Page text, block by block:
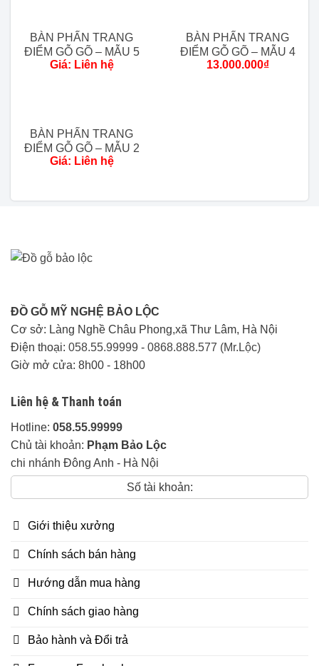
từ xưởng.
Ngoài 80km khu vực phía Bắc
Thời gian giao hàng:
100% + đền bù 10% giá trị tiền hàng.
Sản phẩm bằng gỗ tự nhiên bảo
hành mọt:5 năm
hương đá, gụ lào, mun hoa,
hương lào, cẩm lai…
yêu cầu riêng về kích thước, kiểu dáng và
chất liệu gỗ của quý khách.
Hình Ảnh Bàn Phấn Trang Điểm Gỗ Gõ – Mẫu 3:
BÀN PHẤN TRANG
ĐIỂM GỖ GÕ – MẪU 5
Giá: Liên hệ
BÀN PHẤN TRANG
ĐIỂM GỖ GÕ – MẪU 4
13.000.000₫
BÀN PHẤN TRANG
ĐIỂM GỖ GÕ – MẪU 2
Giá: Liên hệ
ĐỒ GỖ MỸ NGHỆ BẢO LỘC
Cơ sở: Làng Nghề Châu Phong,xã Thư Lâm, Hà Nội
Điện thoại: 058.55.99999 - 0868.888.577 (Mr.Lộc)
Giờ mở cửa: 8h00 - 18h00
Liên hệ & Thanh toán
Hotline: 058.55.99999
Chủ tài khoản: Phạm Bảo Lộc
chi nhánh Đông Anh - Hà Nội
Số tài khoản:
Giới thiệu xưởng
Chính sách bán hàng
Hướng dẫn mua hàng
Chính sách giao hàng
Bảo hành và Đổi trả